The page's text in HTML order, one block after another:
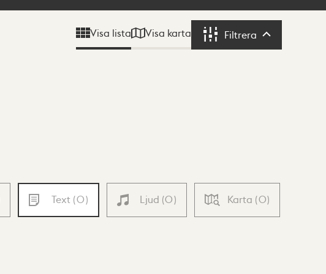
Visa lista Visa karta Filtrera Filtrera
Text (0) Ljud (0) Karta (0)